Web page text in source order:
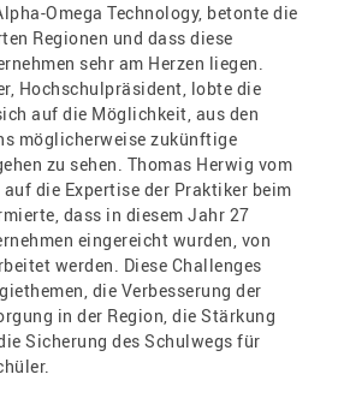
Omega Technology, betonte die
Regionen und dass diese
sehr am Herzen liegen.
Hochschulpräsident, lobte die
auf die Möglichkeit, aus den
möglicherweise zukünftige
zu sehen. Thomas Herwig vom
die Expertise der Praktiker beim
dass in diesem Jahr 27
eingereicht wurden, von
werden. Diese Challenges
die Verbesserung der
in der Region, die Stärkung
Sicherung des Schulwegs für